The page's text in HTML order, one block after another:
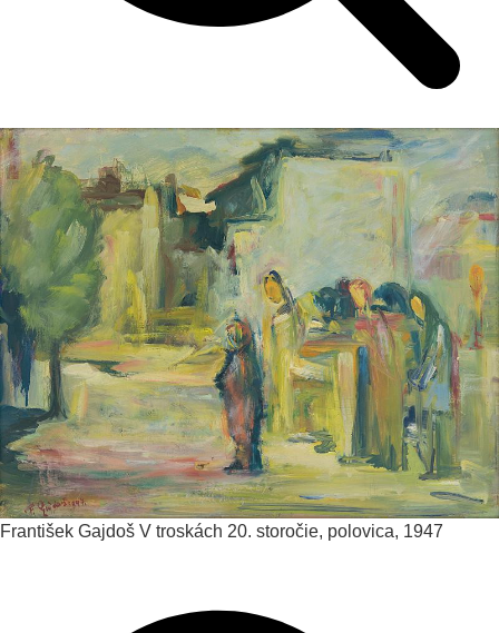
František Gajdoš V troskách 20. storočie, polovica, 1947